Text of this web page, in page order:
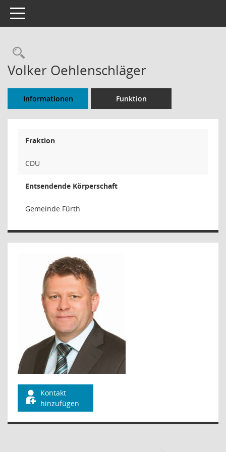
Toggle navigation
Rechercheauswahl
Volker Oehlenschläger
Informationen Funktion
Fraktion
CDU
Entsendende Körperschaft
Gemeinde Fürth
Kontakt
hinzufügen